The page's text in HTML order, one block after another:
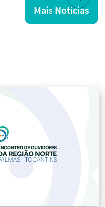
Mais Notícias